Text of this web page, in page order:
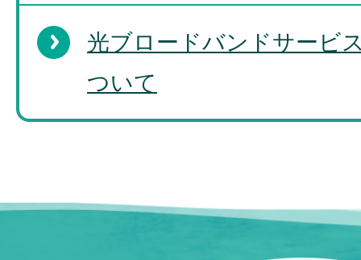
光ブロードバンドサービ
ついて